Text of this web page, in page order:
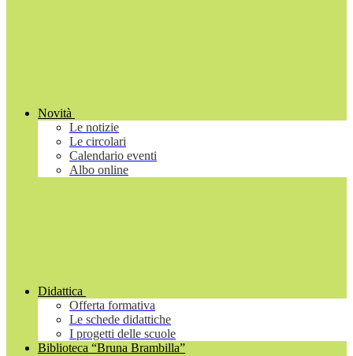
Novità
Le notizie
Le circolari
Calendario eventi
Albo online
Didattica
Offerta formativa
Le schede didattiche
I progetti delle scuole
Biblioteca “Bruna Brambilla”